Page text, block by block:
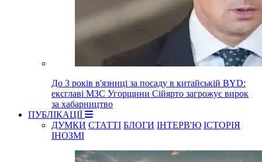
До 3 років в'язниці за посаду в китайській BYD:
ексглаві МЗС Угорщини Сійярто загрожує вирок
за хабарництво
ПУБЛІКАЦІЇ
ДУМКИ СТАТТІ БЛОГИ ІНТЕРВ'Ю ІСТОРІЯ
ІНОЗМІ